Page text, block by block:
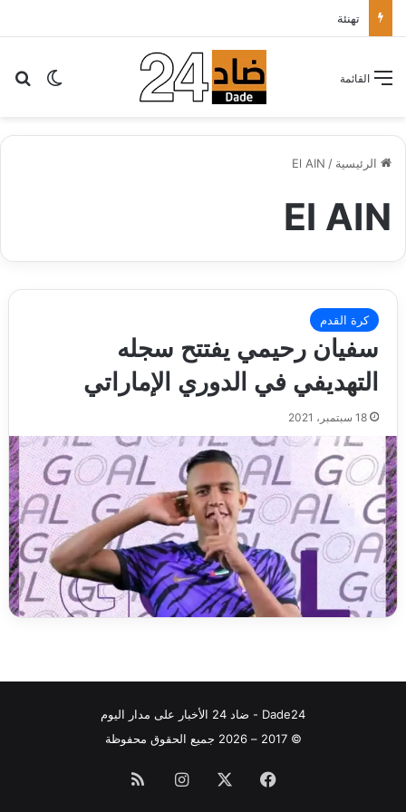
تهنئة
الوضع القائمة
الرئيسية /
El AIN
El AIN
كرة القدم
سفيان رحيمي يفتتح سجله
التهديفي في الدوري الإماراتي
18 سبتمبر، 2021
Dade24 - ضاد 24 الأخبار على مدار اليوم
© 2017 – 2026 جميع الحقوق محفوظة
فيسبوك انستقرام